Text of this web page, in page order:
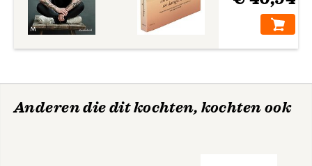
Anderen die dit kochten, kochten ook